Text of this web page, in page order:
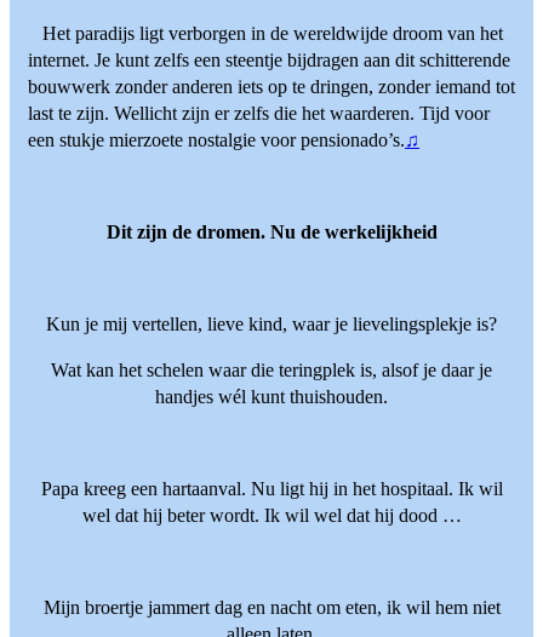
Het paradijs ligt verborgen in de wereldwijde droom van het
internet. Je kunt zelfs een steentje bijdragen aan dit schitterende
bouwwerk zonder anderen iets op te dringen, zonder iemand tot
last te zijn. Wellicht zijn er zelfs die het waarderen. Tijd voor
een stukje mierzoete nostalgie voor pensionado’s.♫
Dit zijn de dromen. Nu de werkelijkheid
Kun je mij vertellen, lieve kind, waar je lievelingsplekje is?
Wat kan het schelen waar die teringplek is, alsof je daar je
handjes wél kunt thuishouden.
Papa kreeg een hartaanval. Nu ligt hij in het hospitaal. Ik wil
wel dat hij beter wordt. Ik wil wel dat hij dood …
Mijn broertje jammert dag en nacht om eten, ik wil hem niet